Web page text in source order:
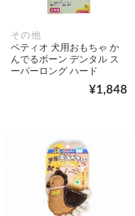
その他
ペティオ 犬用おもちゃ か
んでるボーン デンタル ス
ーパーロング ハード
¥1,848